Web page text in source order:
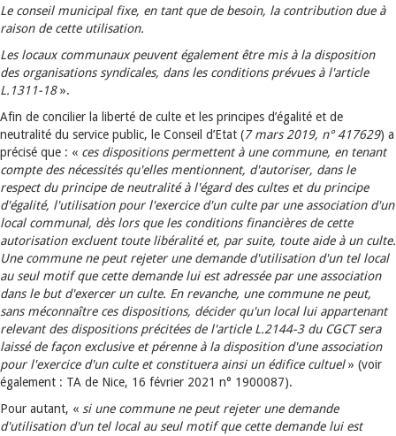
Le conseil municipal fixe, en tant que de besoin, la contribution due à
raison de cette utilisation.
Les locaux communaux peuvent également être mis à la disposition
des organisations syndicales, dans les conditions prévues à l'article
L.1311-18».
Afin de concilier la liberté de culte et les principes d’égalité et de
neutralité du service public, le Conseil d’Etat (7 mars 2019, n° 417629) a
précisé que : « ces dispositions permettent à une commune, en tenant
compte des nécessités qu'elles mentionnent, d'autoriser, dans le
respect du principe de neutralité à l'égard des cultes et du principe
d'égalité, l'utilisation pour l'exercice d'un culte par une association d'un
local communal, dès lors que les conditions financières de cette
autorisation excluent toute libéralité et, par suite, toute aide à un culte.
Une commune ne peut rejeter une demande d'utilisation d'un tel local
au seul motif que cette demande lui est adressée par une association
dans le but d'exercer un culte. En revanche, une commune ne peut,
sans méconnaître ces dispositions, décider qu'un local lui appartenant
relevant des dispositions précitées de l'article L.2144-3 du CGCT sera
laissé de façon exclusive et pérenne à la disposition d'une association
pour l'exercice d'un culte et constituera ainsi un édifice cultuel» (voir
également : TA de Nice, 16 février 2021 n° 1900087).
Pour autant, « si une commune ne peut rejeter une demande
d'utilisation d'un tel local au seul motif que cette demande lui est